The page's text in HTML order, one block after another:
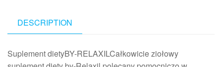
DESCRIPTION
Suplement dietyBY-RELAXILCałkowicie ziołowy